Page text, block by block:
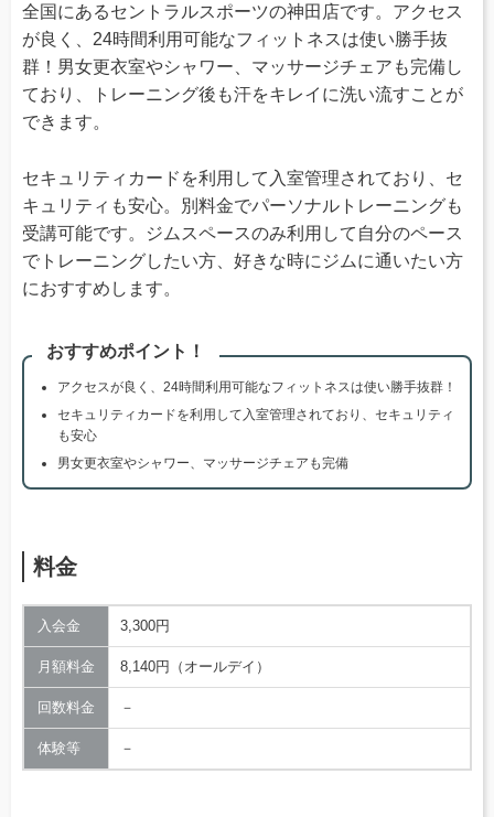
全国にあるセントラルスポーツの神田店です。アクセス
が良く、24時間利用可能なフィットネスは使い勝手抜
群！男女更衣室やシャワー、マッサージチェアも完備し
ており、トレーニング後も汗をキレイに洗い流すことが
できます。
セキュリティカードを利用して入室管理されており、セ
キュリティも安心。別料金でパーソナルトレーニングも
受講可能です。ジムスペースのみ利用して自分のペース
でトレーニングしたい方、好きな時にジムに通いたい方
におすすめします。
おすすめポイント！
アクセスが良く、24時間利用可能なフィットネスは使い勝手抜群！
セキュリティカードを利用して入室管理されており、セキュリティ
も安心
男女更衣室やシャワー、マッサージチェアも完備
料金
入会金 3,300円
月額料金 8,140円（オールデイ）
回数料金 －
体験等 －